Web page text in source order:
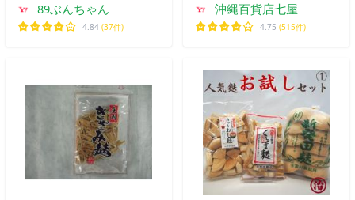
89ぶんちゃん
4.84 (37件)
沖縄百貨店七屋
4.75 (515件)